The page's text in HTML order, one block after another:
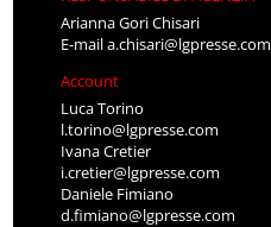
Arianna Gori Chisari
E-maila.chisari@lgpresse.com
Account
Luca Torino
l.torino@lgpresse.com
Ivana Cretier
i.cretier@lgpresse.com
Daniele Fimiano
d.fimiano@lgpresse.com